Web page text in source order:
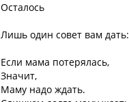
Осталось
Лишь один совет вам дать:
Если мама потерялась,
Значит,
Маму надо ждать.